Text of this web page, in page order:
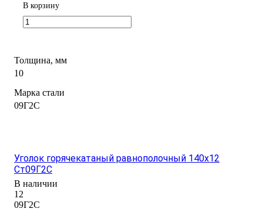
В корзину
Толщина, мм
10
Марка стали
09Г2С
Уголок горячекатаный равнополочный 140х12
Ст09Г2С
В наличии
12
09Г2С